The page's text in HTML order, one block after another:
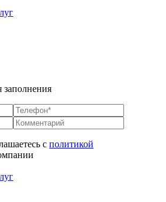
заполнения
с политикой